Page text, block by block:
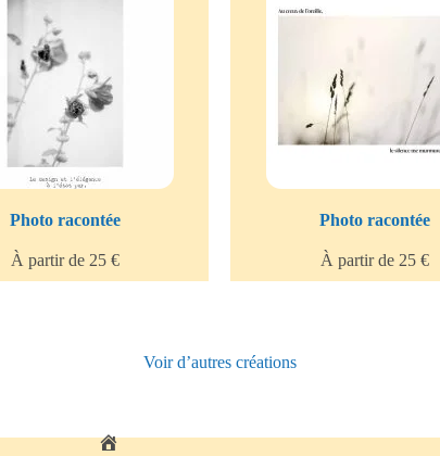
Photo racontée
À partir de 25 €
Photo racontée
À partir de 25 €
Voir d’autres créations